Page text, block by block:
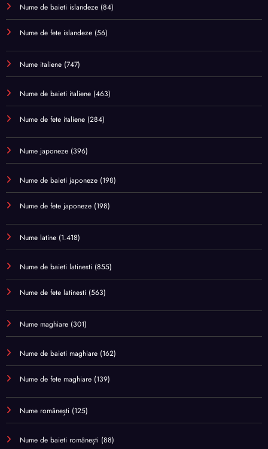
Nume de baieti islandeze (84)
Nume de fete islandeze (56)
Nume italiene (747)
Nume de baieti italiene (463)
Nume de fete italiene (284)
Nume japoneze (396)
Nume de baieti japoneze (198)
Nume de fete japoneze (198)
Nume latine (1.418)
Nume de baieti latinesti (855)
Nume de fete latinesti (563)
Nume maghiare (301)
Nume de baieti maghiare (162)
Nume de fete maghiare (139)
Nume românești (125)
Nume de baieti românești (88)